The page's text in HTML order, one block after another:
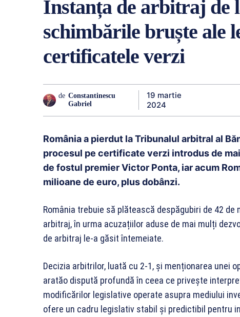
Instanța de arbitraj de
schimbările bruște ale
certificatele verzi
de Constantinescu
Gabriel
19 martie
2024
România a pierdut la Tribunalul arbitral al
procesul pe certificate verzi introdus de
de fostul premier Victor Ponta, iar acum
milioane de euro, plus dobânzi.
România trebuie să plătească despăgubiri de 42
arbitraj, în urma acuzațiilor aduse de mai mulți
de arbitraj le-a găsit întemeiate.
Decizia arbitrilor, luată cu 2-1, și menționarea unei
aratăo dispută profundă în ceea ce privește
modificărilor legislative operate asupra mediului
ofere un cadru legislativ stabil și predictibil pentru